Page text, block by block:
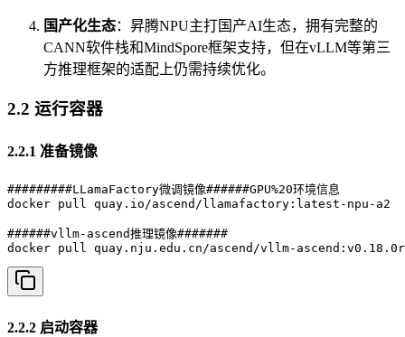
国产化生态：昇腾NPU主打国产AI生态，拥有完整的
CANN软件栈和MindSpore框架支持，但在vLLM等第三
方推理框架的适配上仍需持续优化。
2.2 运行容器
2.2.1 准备镜像
#########LLamaFactory微调镜像######GPU%20环境信息
docker pull quay.io/ascend/llamafactory:latest-npu-a2
######vllm-ascend推理镜像#######
docker pull quay.nju.edu.cn/ascend/vllm-
2.2.2 启动容器